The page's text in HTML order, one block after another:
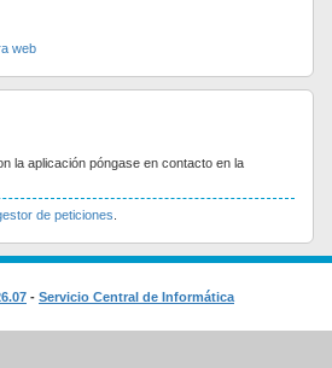
web
la aplicación póngase en contacto en la
de peticiones
- Servicio Central de Informática